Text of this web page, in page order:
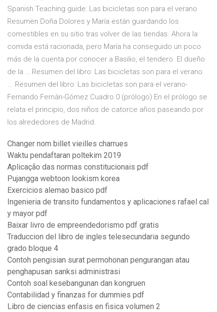
Spanish Teaching guide: Las bicicletas son para el verano
Resumen Doña Dolores y María están guardando los
comestibles en su sitio tras volver de las tiendas. Ahora la
comida está racionada, pero María ha conseguido un poco
más de la cuenta por conocer a Basilio, el tendero. El dueño
de la … Resumen del libro: Las bicicletas son para el verano
... Resumen del libro: Las bicicletas son para el verano-
Fernando Fernán-Gómez Cuadro 0 (prólogo) En el prólogo se
relata el principio, dos niños de catorce años paseando por
los alrededores de Madrid.
Changer nom billet vieilles charrues
Waktu pendaftaran poltekim 2019
Aplicação das normas constitucionais pdf
Pujangga webtoon lookism korea
Exercicios alemao basico pdf
Ingenieria de transito fundamentos y aplicaciones rafael cal
y mayor pdf
Baixar livro de empreendedorismo pdf gratis
Traduccion del libro de ingles telesecundaria segundo
grado bloque 4
Contoh pengisian surat permohonan pengurangan atau
penghapusan sanksi administrasi
Contoh soal kesebangunan dan kongruen
Contabilidad y finanzas for dummies pdf
Libro de ciencias enfasis en fisica volumen 2